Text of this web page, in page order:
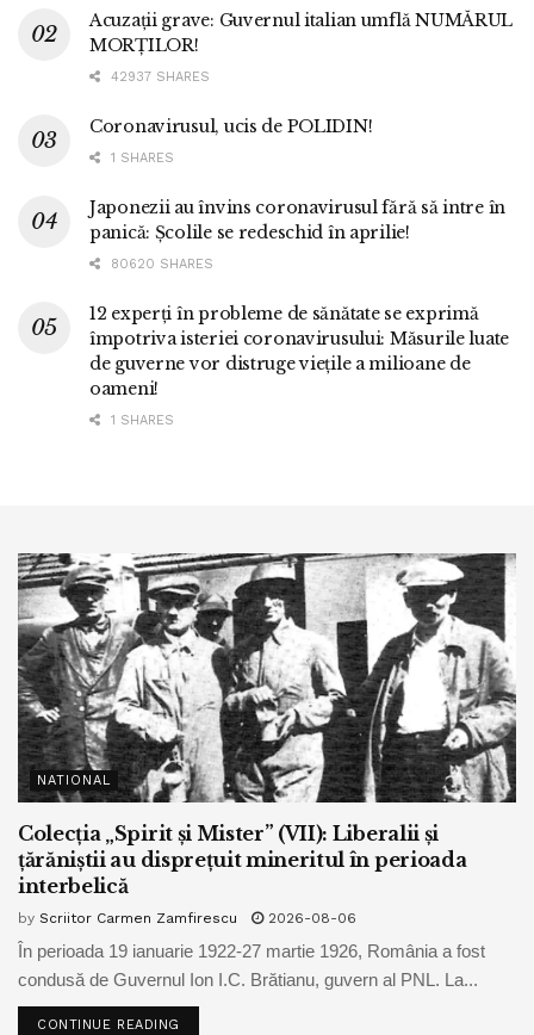
Acuzații grave: Guvernul italian umflă NUMĂRUL
MORȚILOR!
42937 SHARES
Coronavirusul, ucis de POLIDIN!
1 SHARES
Japonezii au învins coronavirusul fără să intre în
panică: Școlile se redeschid în aprilie!
80620 SHARES
12 experți în probleme de sănătate se exprimă
împotriva isteriei coronavirusului: Măsurile luate
de guverne vor distruge viețile a milioane de
oameni!
1 SHARES
NATIONAL
Colecția „Spirit și Mister” (VII): Liberalii și
țărăniștii au disprețuit mineritul în perioada
interbelică
by Scriitor Carmen Zamfirescu 2026-08-06
În perioada 19 ianuarie 1922-27 martie 1926, România a fost
condusă de Guvernul Ion I.C. Brătianu, guvern al PNL. La...
CONTINUE READING